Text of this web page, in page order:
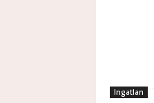
Ingatlan